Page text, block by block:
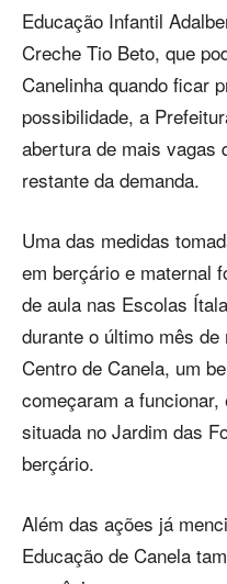
Educação Infantil
Creche Tio Beto, que
Canelinha quando ficar
possibilidade, a
abertura de mais vagas
restante da demanda.
Uma das medidas
em berçário e maternal
de aula nas Escolas
durante o último mês
Centro de Canela, um
começaram a
situada no Jardim das
berçário.
Além das ações já
Educação de Canela